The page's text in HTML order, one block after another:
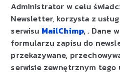
Administrator w celu
Newsletter, korzysta z
serwisu MailChimp,. Dane
formularzu zapisu do
przekazywane,
serwisie zewnętrznym tego